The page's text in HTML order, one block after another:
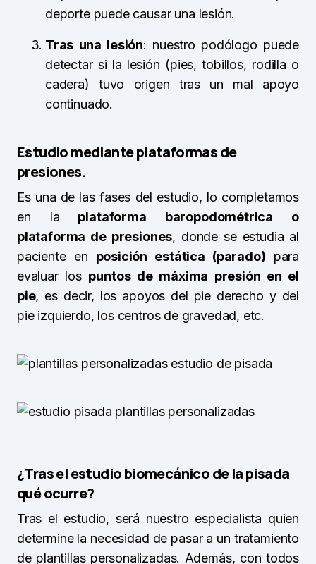
deporte puede causar una lesión.
Tras una lesión: nuestro podólogo puede
detectar si la lesión (pies, tobillos, rodilla o
cadera) tuvo origen tras un mal apoyo
continuado.
Estudio mediante plataformas de
presiones.
Es una de las fases del estudio, lo completamos
en la plataforma baropodométrica o
plataforma de presiones, donde se estudia al
paciente en posición estática (parado) para
evaluar los puntos de máxima presión en el
pie, es decir, los apoyos del pie derecho y del
pie izquierdo, los centros de gravedad, etc.
¿Tras el estudio biomecánico de la pisada
qué ocurre?
Tras el estudio, será nuestro especialista quien
determine la necesidad de pasar a un tratamiento
de plantillas personalizadas. Además, con todos